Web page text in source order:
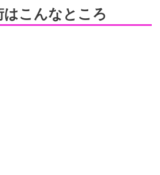
こんなところ